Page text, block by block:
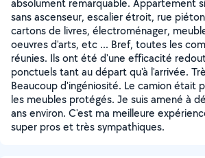
absolument remarquable. Appartement
sans ascenseur, escalier étroit, rue
cartons de livres, électroménager,
oeuvres d'arts, etc ... Bref, toutes les
réunies. Ils ont été d'une efficacité
ponctuels tant au départ qu'à l'arrivée.
Beaucoup d'ingéniosité. Le camion était
les meubles protégés. Je suis amené à
ans environ. C'est ma meilleure
super pros et très sympathiques.